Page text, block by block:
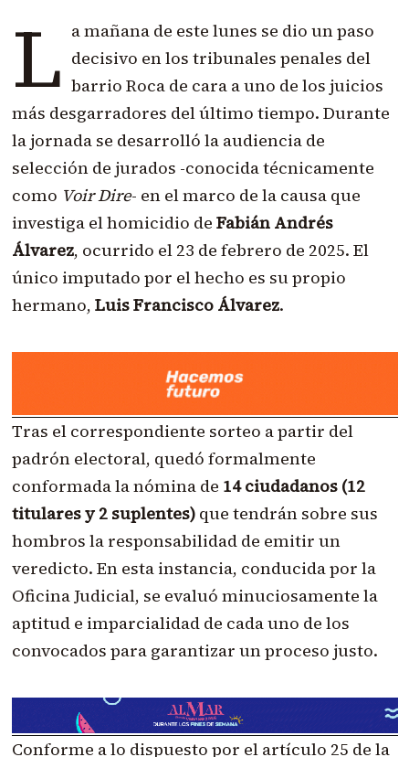
L a mañana de este lunes se dio un paso
decisivo en los tribunales penales del
barrio Roca de cara a uno de los juicios
más desgarradores del último tiempo. Durante
la jornada se desarrolló la audiencia de
selección de jurados -conocida técnicamente
como Voir Dire- en el marco de la causa que
investiga el homicidio de Fabián Andrés
Álvarez, ocurrido el 23 de febrero de 2025. El
único imputado por el hecho es su propio
hermano, Luis Francisco Álvarez.
Tras el correspondiente sorteo a partir del
padrón electoral, quedó formalmente
conformada la nómina de 14 ciudadanos (12
titulares y 2 suplentes)que tendrán sobre sus
hombros la responsabilidad de emitir un
veredicto. En esta instancia, conducida por la
Oficina Judicial, se evaluó minuciosamente la
aptitud e imparcialidad de cada uno de los
convocados para garantizar un proceso justo.
Conforme a lo dispuesto por el artículo 25 de la